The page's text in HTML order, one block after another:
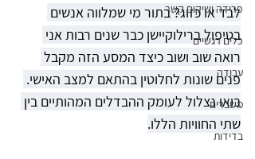
פרידה ושיקום קשר
כלים רגשיים
עבודה
משברים
בדידות
לבד או כזוג? בתור מי שמלווה אנשים
בטיפול ברילוקיישן כבר שנים רבות אני
רואה שוב ושוב כיצד המסע הזה מקבל
פנים שונות לחלוטין בהתאם למצב האישי.
בואו נצלול לעומק ההבדלים המהותיים בין
שתי החוויות הללו.